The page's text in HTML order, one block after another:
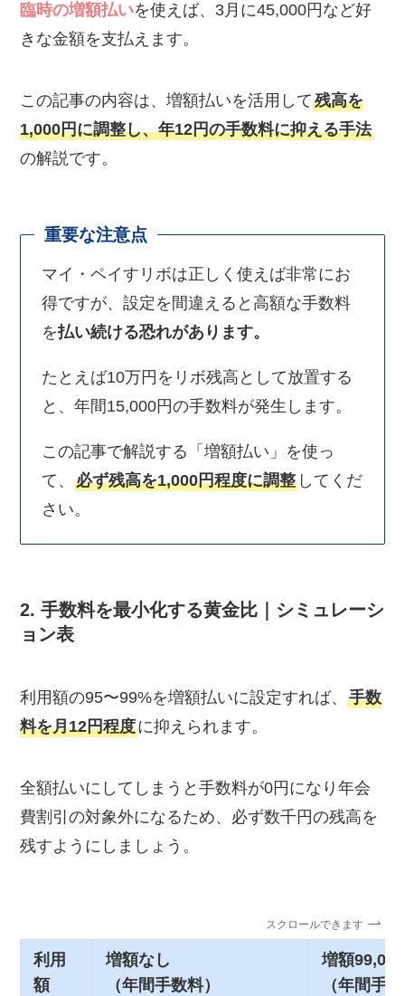
臨時の増額払いを使えば、3月に45,000円など好
きな金額を支払えます。
この記事の内容は、増額払いを活用して残高を
1,000円に調整し、年12円の手数料に抑える手法
の解説です。
重要な注意点
マイ・ペイすリボは正しく使えば非常にお
得ですが、設定を間違えると高額な手数料
を払い続ける恐れがあります。
たとえば10万円をリボ残高として放置する
と、年間15,000円の手数料が発生します。
この記事で解説する「増額払い」を使っ
て、 必ず残高を1,000円程度に調整してくだ
さい。
2. 手数料を最小化する黄金比｜シミュレーシ
ョン表
利用額の95〜99%を増額払いに設定すれば、手数
料を月12円程度に抑えられます。
全額払いにしてしまうと手数料が0円になり年会
費割引の対象外になるため、必ず数千円の残高を
残すようにしましょう。
スクロールできます
利用
額
増額なし
（年間手数料）
増額
（年間手